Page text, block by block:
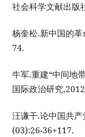
社会科学文献出版
杨奎松.新中国的
74.
牛军.重建“中间
国际政治研究
汪谦干.论中国共
(03):26-36+117.